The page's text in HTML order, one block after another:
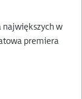
w
premiera